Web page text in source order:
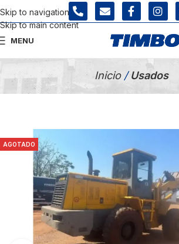
Skip to navigation
Skip to main content
MENU
Tienda Usados
Inicio /Usados
AGOTADO